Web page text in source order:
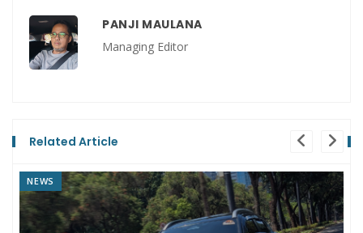
PANJI MAULANA
Managing Editor
Related Article
REVIEW